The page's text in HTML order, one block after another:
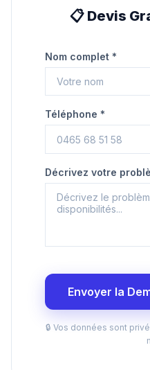
📋 Devis
Nom complet *
Téléphone *
Décrivez votre
Envoyer la
🔒 Vos données sont